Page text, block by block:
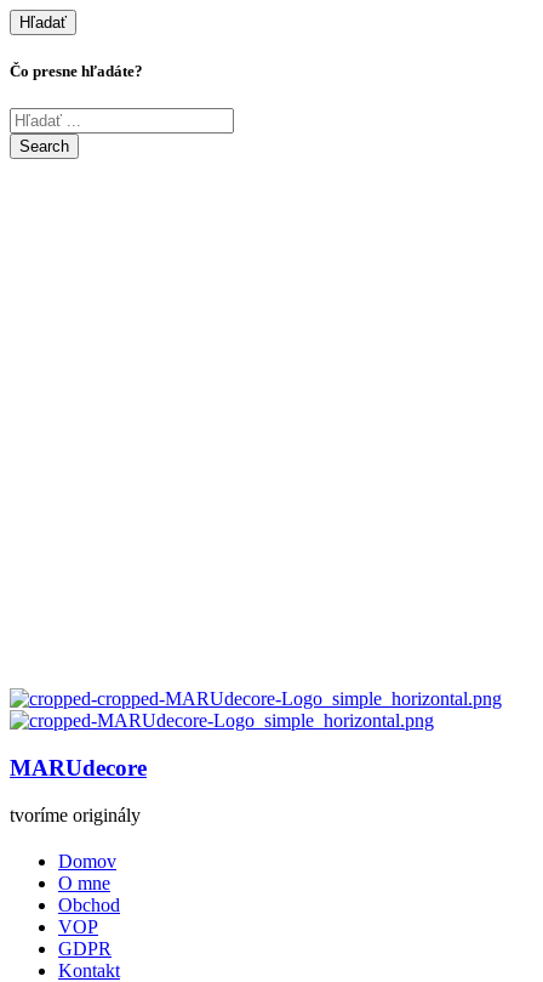
Hľadať
Čo presne hľadáte?
MARUdecore
tvoríme originály
Domov
O mne
Obchod
VOP
GDPR
Kontakt